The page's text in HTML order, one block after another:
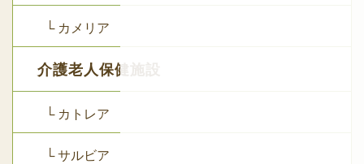
└ カメリア
介護老人保健施設
└ カトレア
└ サルビア